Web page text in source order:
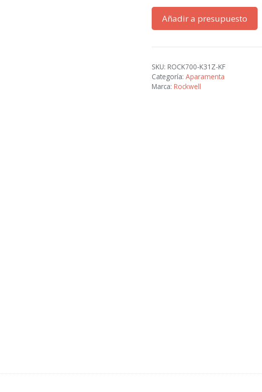
relÃ©
de
control
Añadir a presupuesto
SKU:ROCK700-K31Z-KF
Categoría:Aparamenta
Marca:Rockwell